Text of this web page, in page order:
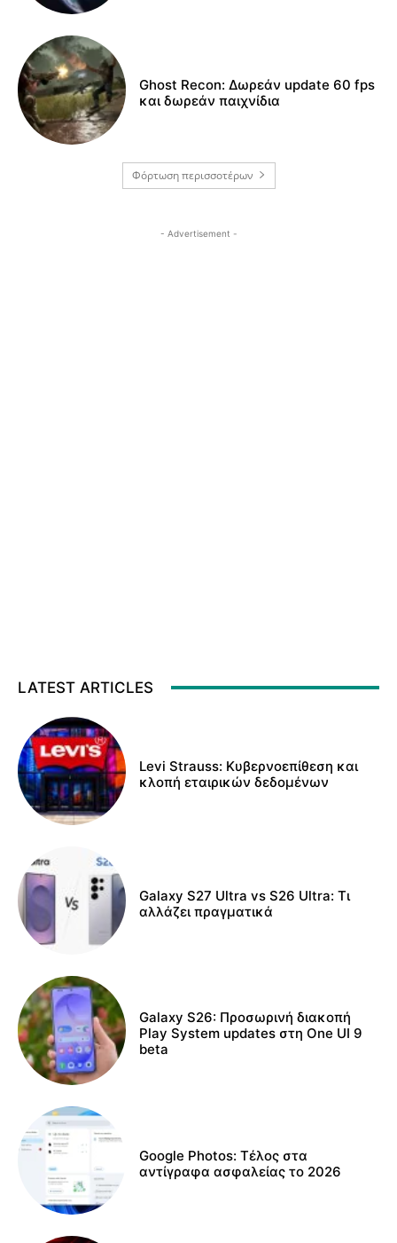
Ghost Recon: Δωρεάν update 60 fps
και δωρεάν παιχνίδια
Φόρτωση περισσοτέρων
- Advertisement -
LATEST ARTICLES
Levi Strauss: Κυβερνοεπίθεση και
κλοπή εταιρικών δεδομένων
Galaxy S27 Ultra vs S26 Ultra: Τι
αλλάζει πραγματικά
Galaxy S26: Προσωρινή διακοπή
Play System updates στη One UI 9
beta
Google Photos: Τέλος στα
αντίγραφα ασφαλείας το 2026